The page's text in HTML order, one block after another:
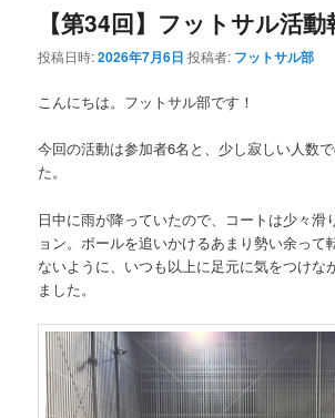
【第34回】フットサル活動
投稿日時:2026年7月6日 投稿者: フットサル部
こんにちは。フットサル部です！
今回の活動は参加者6名と、少し寂しい人数
た。
日中に雨が降っていたので、コートは少々滑
ョン。ボールを追いかけるあまり勢い余っ
ないように、いつも以上に足元に気をつけな
ました。